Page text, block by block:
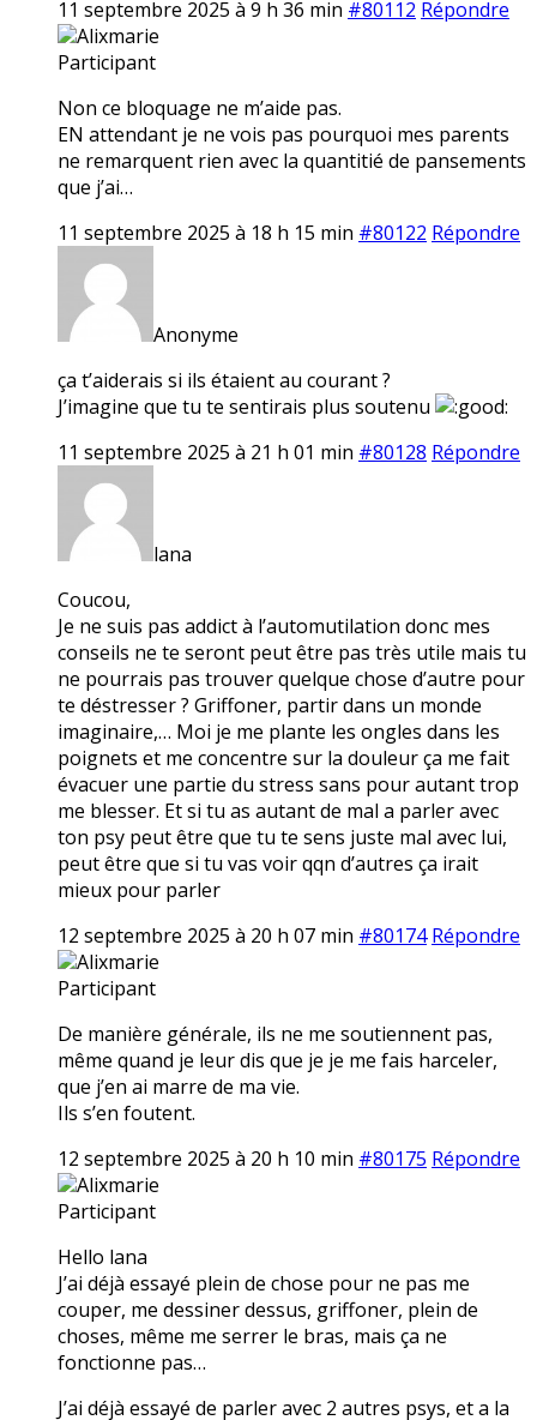
11 septembre 2025 à 9 h 36 min #80112 Répondre
Alixmarie
Participant
Non ce bloquage ne m’aide pas.
EN attendant je ne vois pas pourquoi mes parents
ne remarquent rien avec la quantitié de pansements
que j’ai…
11 septembre 2025 à 18 h 15 min #80122 Répondre
Anonyme
ça t’aiderais si ils étaient au courant ?
J’imagine que tu te sentirais plus soutenu
11 septembre 2025 à 21 h 01 min #80128 Répondre
lana
Coucou,
Je ne suis pas addict à l’automutilation donc mes
conseils ne te seront peut être pas très utile mais tu
ne pourrais pas trouver quelque chose d’autre pour
te déstresser ? Griffoner, partir dans un monde
imaginaire,… Moi je me plante les ongles dans les
poignets et me concentre sur la douleur ça me fait
évacuer une partie du stress sans pour autant trop
me blesser. Et si tu as autant de mal a parler avec
ton psy peut être que tu te sens juste mal avec lui,
peut être que si tu vas voir qqn d’autres ça irait
mieux pour parler
12 septembre 2025 à 20 h 07 min #80174 Répondre
Alixmarie
Participant
De manière générale, ils ne me soutiennent pas,
même quand je leur dis que je je me fais harceler,
que j’en ai marre de ma vie.
Ils s’en foutent.
12 septembre 2025 à 20 h 10 min #80175 Répondre
Alixmarie
Participant
Hello lana
J’ai déjà essayé plein de chose pour ne pas me
couper, me dessiner dessus, griffoner, plein de
choses, même me serrer le bras, mais ça ne
fonctionne pas…
J’ai déjà essayé de parler avec 2 autres psys, et a la